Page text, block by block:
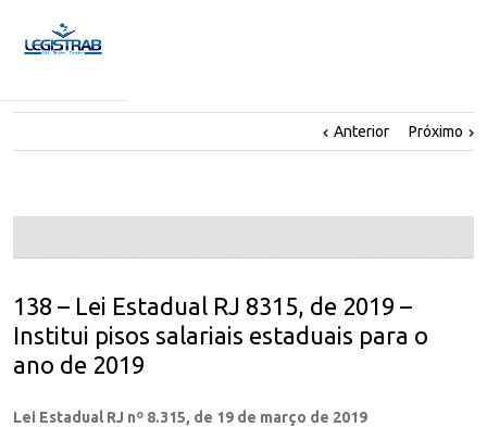
Anterior Próximo
138 – Lei Estadual RJ 8315, de 2019 –
Institui pisos salariais estaduais para o
ano de 2019
Lei Estadual RJ nº 8.315, de 19 de março de 2019